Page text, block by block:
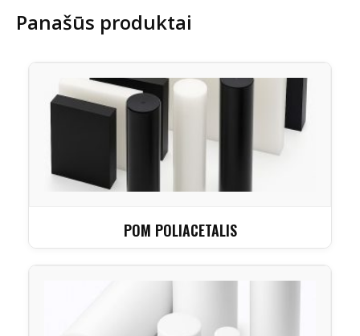
Panašūs produktai
POM POLIACETALIS